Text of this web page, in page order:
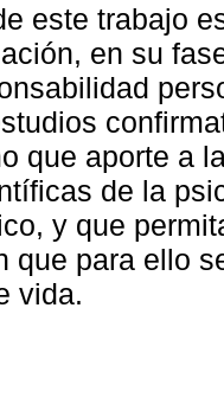
este trabajo
en su
que aporte a
de la
y que
que para ello
vida.